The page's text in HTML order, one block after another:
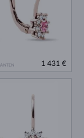
1 431 €